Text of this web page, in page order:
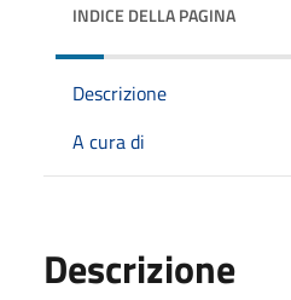
INDICE DELLA PAGINA
Descrizione
A cura di
Descrizione